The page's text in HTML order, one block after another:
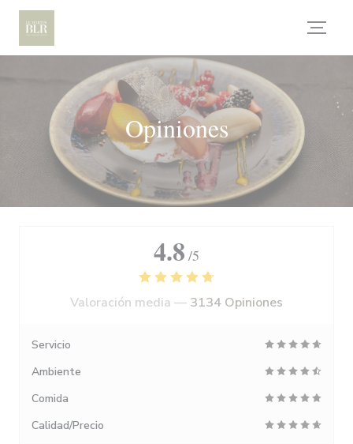
Personalización de sus opciones de cookies
Opiniones
4.8 /5
Valoración media — 3134 Opiniones
Servicio
Ambiente
Comida
Calidad/Precio